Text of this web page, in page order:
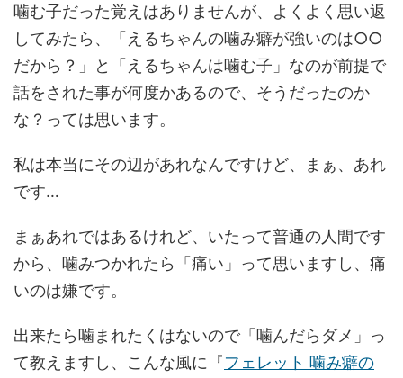
噛む子だった覚えはありませんが、よくよく思い返
してみたら、「えるちゃんの噛み癖が強いのは○○
だから？」と「えるちゃんは噛む子」なのが前提で
話をされた事が何度かあるので、そうだったのか
な？っては思います。
私は本当にその辺があれなんですけど、まぁ、あれ
です…
まぁあれではあるけれど、いたって普通の人間です
から、噛みつかれたら「痛い」って思いますし、痛
いのは嫌です。
出来たら噛まれたくはないので「噛んだらダメ」っ
て教えますし、こんな風に『フェレット 噛み癖の